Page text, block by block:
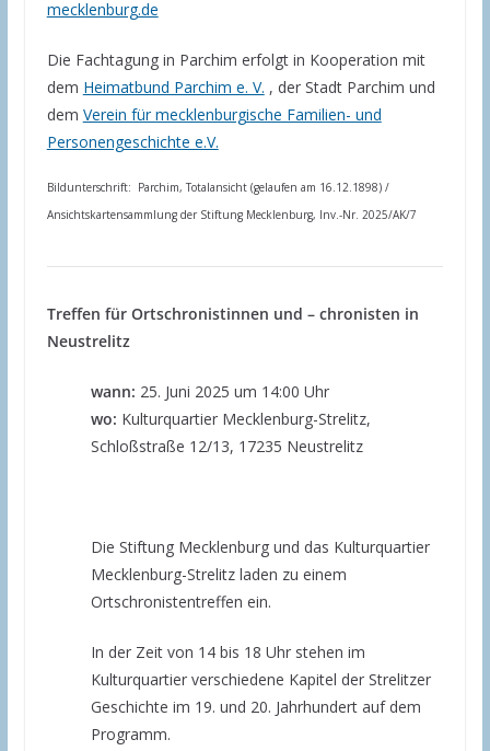
mecklenburg.de
Die Fachtagung in Parchim erfolgt in Kooperation mit
dem Heimatbund Parchim e. V. , der Stadt Parchim und
dem Verein für mecklenburgische Familien- und
Personengeschichte e.V.
Bildunterschrift: Parchim, Totalansicht (gelaufen am 16.12.1898) /
Ansichtskartensammlung der Stiftung Mecklenburg, Inv.-Nr. 2025/AK/7
Treffen für Ortschronistinnen und – chronisten in
Neustrelitz
wann: 25. Juni 2025 um 14:00 Uhr
wo: Kulturquartier Mecklenburg-Strelitz,
Schloßstraße 12/13, 17235 Neustrelitz
Die Stiftung Mecklenburg und das Kulturquartier
Mecklenburg-Strelitz laden zu einem
Ortschronistentreffen ein.
In der Zeit von 14 bis 18 Uhr stehen im
Kulturquartier verschiedene Kapitel der Strelitzer
Geschichte im 19. und 20. Jahrhundert auf dem
Programm.